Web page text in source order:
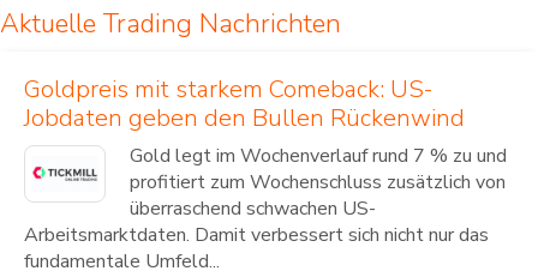
Aktuelle Trading Nachrichten
Goldpreis mit starkem Comeback: US-
Jobdaten geben den Bullen Rückenwind
Gold legt im Wochenverlauf rund 7 % zu und
profitiert zum Wochenschluss zusätzlich von
überraschend schwachen US-
Arbeitsmarktdaten. Damit verbessert sich nicht nur das
fundamentale Umfeld...